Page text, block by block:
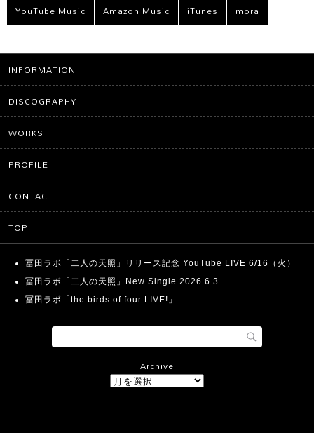
YouTube Music
Amazon Music iTunes mora
INFORMATION
DISCOGRAPHY
WORKS
PROFILE
CONTACT
TOP
冨田ラボ「二人の天照」リリース記念 YouTube LIVE 6/16（火）
冨田ラボ「二人の天照」New Single 2026.6.3
冨田ラボ「the birds of four LIVE!」
Archive